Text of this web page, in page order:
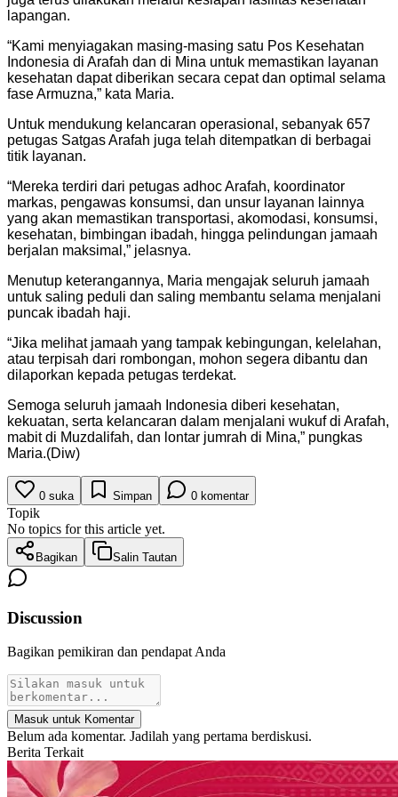
lapangan.
“Kami menyiagakan masing-masing satu Pos Kesehatan
Indonesia di Arafah dan di Mina untuk memastikan layanan
kesehatan dapat diberikan secara cepat dan optimal selama
fase Armuzna,” kata Maria.
Untuk mendukung kelancaran operasional, sebanyak 657
petugas Satgas Arafah juga telah ditempatkan di berbagai
titik layanan.
“Mereka terdiri dari petugas adhoc Arafah, koordinator
markas, pengawas konsumsi, dan unsur layanan lainnya
yang akan memastikan transportasi, akomodasi, konsumsi,
kesehatan, bimbingan ibadah, hingga pelindungan jamaah
berjalan maksimal,” jelasnya.
Menutup keterangannya, Maria mengajak seluruh jamaah
untuk saling peduli dan saling membantu selama menjalani
puncak ibadah haji.
“Jika melihat jamaah yang tampak kebingungan, kelelahan,
atau terpisah dari rombongan, mohon segera dibantu dan
dilaporkan kepada petugas terdekat.
Semoga seluruh jamaah Indonesia diberi kesehatan,
kekuatan, serta kelancaran dalam menjalani wukuf di Arafah,
mabit di Muzdalifah, dan lontar jumrah di Mina,” pungkas
Maria.(Diw)
0 suka Simpan 0 komentar
Topik
No topics for this article yet.
Bagikan Salin Tautan
Discussion
Bagikan pemikiran dan pendapat Anda
Masuk untuk Komentar
Belum ada komentar. Jadilah yang pertama berdiskusi.
Berita Terkait